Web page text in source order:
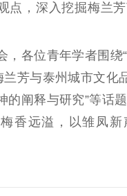
点，深入挖掘梅兰
各位青年学者围绕“
兰芳与泰州城市文化
的阐释与研究”等话
香远溢，以雏凤新